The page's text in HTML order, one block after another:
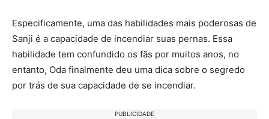
Especificamente, uma das habilidades mais poderosas de
Sanji é a capacidade de incendiar suas pernas. Essa
habilidade tem confundido os fãs por muitos anos, no
entanto, Oda finalmente deu uma dica sobre o segredo
por trás de sua capacidade de se incendiar.
PUBLICIDADE